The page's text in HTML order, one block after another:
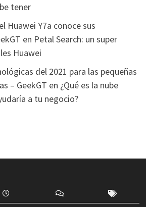
tener
Huawei Y7a conoce sus
en Petal Search: un super
Huawei
del 2021 para las pequeñas
– GeekGT en ¿Qué es la nube
a tu negocio?